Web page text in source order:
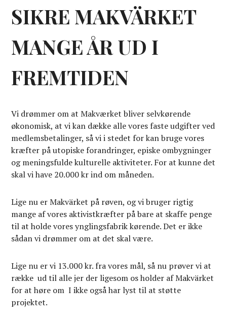
SIKRE MAKVÄRKET
MANGE ÅR UD I
FREMTIDEN
Vi drømmer om at Makværket bliver selvkørende
økonomisk, at vi kan dække alle vores faste udgifter ved
medlemsbetalinger, så vi i stedet for kan bruge vores
kræfter på utopiske forandringer, episke ombygninger
og meningsfulde kulturelle aktiviteter. For at kunne det
skal vi have 20.000 kr ind om måneden.
Lige nu er Makvärket på røven, og vi bruger rigtig
mange af vores aktivistkræfter på bare at skaffe penge
til at holde vores ynglingsfabrik kørende. Det er ikke
sådan vi drømmer om at det skal være.
Lige nu er vi 13.000 kr. fra vores mål, så nu prøver vi at
række ud til alle jer der ligesom os holder af Makvärket
for at høre om I ikke også har lyst til at støtte
projektet.